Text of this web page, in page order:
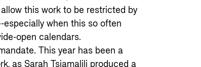
this work to be restricted by
when this so often
open calendars.
This year has been a
as Sarah Tsiamalili produced a